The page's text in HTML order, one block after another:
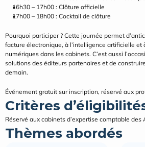
16h30 – 17h00 : Clôture officielle
17h00 – 18h00 : Cocktail de clôture
Pourquoi participer ? Cette journée permet
facture électronique, à l’intelligence artificielle et
numériques dans les cabinets. C’est aussi
solutions des éditeurs partenaires et de
demain.
Événement gratuit sur inscription, réservé aux
Critères
Réservé aux cabinets d’expertise comptable des
Thèmes abordés